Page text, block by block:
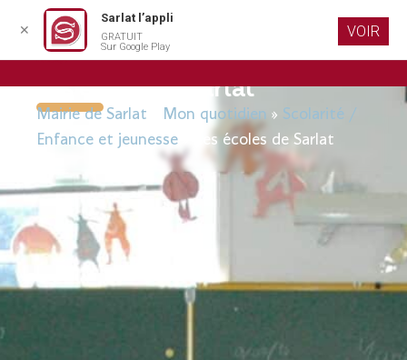
contenu
Les écoles de Sarlat
Mairie de Sarlat Mon quotidien » Scolarité /
Enfance et jeunesse
Les écoles de Sarlat
✕
Sarlat l’appli
GRATUIT
Sur Google Play
VOIR